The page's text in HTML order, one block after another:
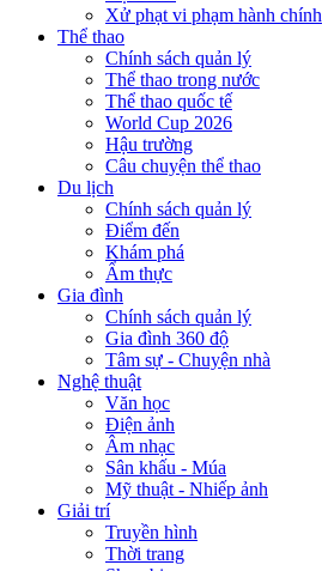
Xử phạt vi phạm hành chính
Thể thao
Chính sách quản lý
Thể thao trong nước
Thể thao quốc tế
World Cup 2026
Hậu trường
Câu chuyện thể thao
Du lịch
Chính sách quản lý
Điểm đến
Khám phá
Ẩm thực
Gia đình
Chính sách quản lý
Gia đình 360 độ
Tâm sự - Chuyện nhà
Nghệ thuật
Văn học
Điện ảnh
Âm nhạc
Sân khấu - Múa
Mỹ thuật - Nhiếp ảnh
Giải trí
Truyền hình
Thời trang